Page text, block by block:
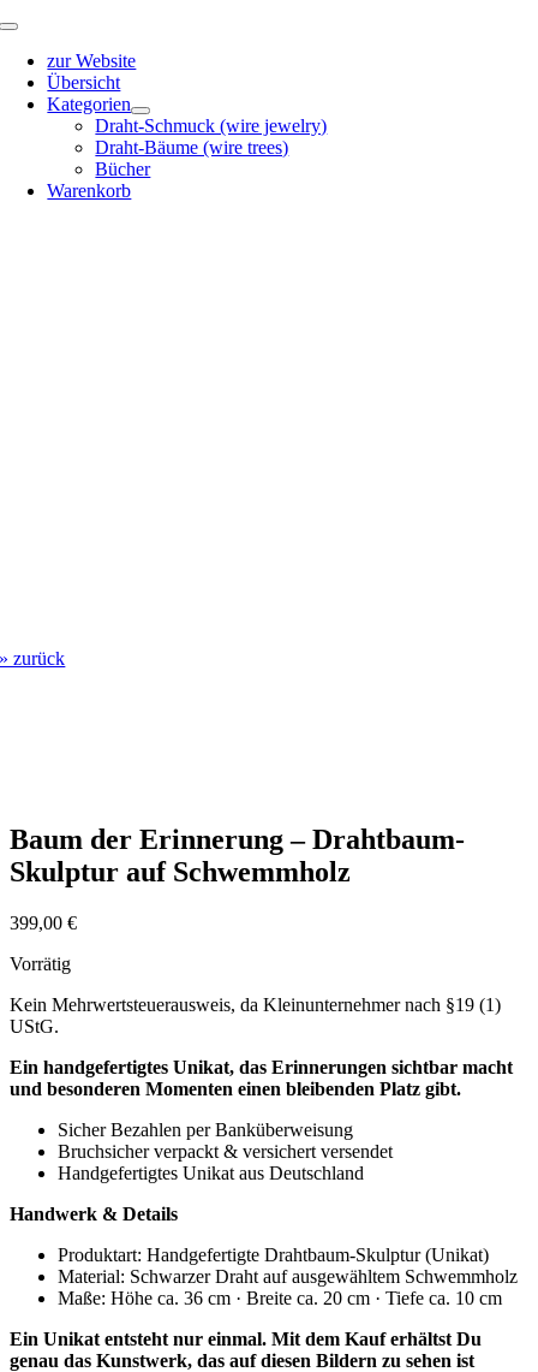
Zum
springen
Toggle
Navigationzur Website
Übersicht
Kategorien
Draht-Schmuck (wire jewelry)
Draht-Bäume (wire trees)
Bücher
Warenkorb
» zurück
Baum der Erinnerung – Drahtbaum-
Skulptur auf Schwemmholz
399,00 €
Vorrätig
Kein Mehrwertsteuerausweis, da Kleinunternehmer nach §19 (1)
UStG.
Ein handgefertigtes Unikat, das Erinnerungen sichtbar macht
und besonderen Momenten einen bleibenden Platz gibt.
Sicher Bezahlen per Banküberweisung
Bruchsicher verpackt & versichert versendet
Handgefertigtes Unikat aus Deutschland
Handwerk & Details
Produktart: Handgefertigte Drahtbaum-Skulptur (Unikat)
Material: Schwarzer Draht auf ausgewähltem Schwemmholz
Maße: Höhe ca. 36 cm · Breite ca. 20 cm · Tiefe ca. 10 cm
Ein Unikat entsteht nur einmal. Mit dem Kauf erhältst Du
genau das Kunstwerk, das auf diesen Bildern zu sehen ist